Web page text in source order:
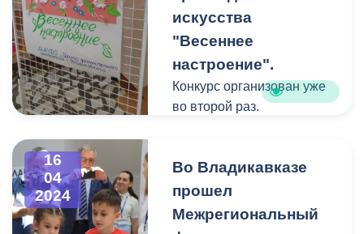
победителей
подготовлены дипломы,
медали и специальные
призы.
больше у него будет
возможностей выступать
на таких турнирах, тем
комфортнее он будет себя
заместитель начальника
УБиО АМС г.
Владикавказа Давид
Короев.
искусства
"Весеннее
настроение".
Конкурс организован уже
во второй раз.
16
04
2024
Во Владикавказе
прошел
Межрегиональный